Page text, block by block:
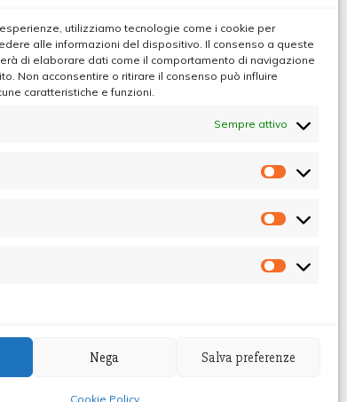
utilizziamo tecnologie come i cookie per
alle informazioni del dispositivo. Il consenso a queste
di elaborare dati come il comportamento di navigazione
Non acconsentire o ritirare il consenso può influire
caratteristiche e funzioni.
Sempre attivo
Nega Salva preferenze
Cookie Policy
- Direttore Responsabile